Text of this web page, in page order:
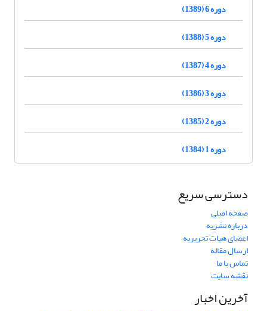
دوره 6 (1389)
دوره 5 (1388)
دوره 4 (1387)
دوره 3 (1386)
دوره 2 (1385)
دوره 1 (1384)
دسترسی سریع
صفحه اصلی
درباره نشریه
اعضای هیات تحریریه
ارسال مقاله
تماس با ما
نقشه سایت
آخرین اخبار